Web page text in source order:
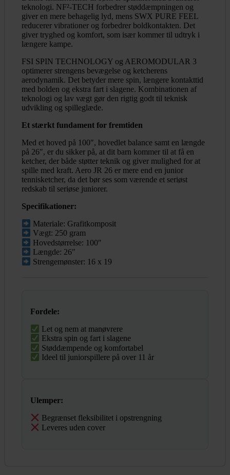
teknologi. NF²-TECH forbedrer støddæmpningen og
giver en mere behagelig lyd, mens SWX PURE FEEL
reducerer vibrationer og forbedrer boldkontakten. Det
giver tryghed og komfort, som især kommer til udtryk i
længere kampe.
FSI SPIN TECHNOLOGY og AEROMODULAR 3
optimerer strengens bevægelse og ketcherens
aerodynamik. Det betyder mere spin, længere kontakttid
med bolden og ekstra fart i slagene. Kombinationen af
teknologi og lav vægt gør den rigtig godt til teknisk
udvikling og spilleglæde.
Et stærkt fundament for fremtiden
Med et hoved på 100″, hovedlet balance samt en længde
på 26″, er du sikker på, at dit barn kommer til at få en
ketcher, der både støtter teknik og giver mulighed for at
spille med kraft. Aero JR 26 er mere end en junior
tennisketcher, da det bør ses som værende et seriøst
redskab til seriøse juniorer.
Specifikationer:
Materiale: Grafitkomposit
Vægt: 250 gram
Hovedstørrelse: 100″
Længde: 26″
Strengemønster: 16 x 19
Fordele:
Let og nem at manøvrere
Ekstra spin og fart i slagene
Støddæmpende og komfortabel
Ideel til juniorspillere på over 11 år
Ulemper:
Begrænset fleksibilitet i opstrengning
Leveres uden cover